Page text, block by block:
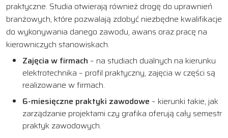
praktyczne. Studia otwierają również drogę do uprawnień
branżowych, które pozwalają zdobyć niezbędne kwalifikacje
do wykonywania danego zawodu, awans oraz pracę na
kierowniczych stanowiskach.
Zajęcia w firmach – na studiach dualnych na kierunku
elektrotechnika – profil praktyczny, zajęcia w części są
realizowane w firmach.
6-miesięczne praktyki zawodowe – kierunki takie, jak
zarządzanie projektami czy grafika oferują cały semestr
praktyk zawodowych.